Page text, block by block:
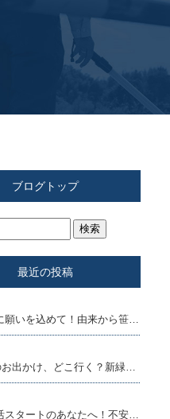
ブログトップ
最近の投稿
七夕に願いを込めて！由来から笹飾りの豆知識まで
GWのお出かけ、どこ行く？新緑シーズンをもっと楽しむヒント集
新生活スタートのあなたへ！不安を自信に変える、新しい環境での過ごし方